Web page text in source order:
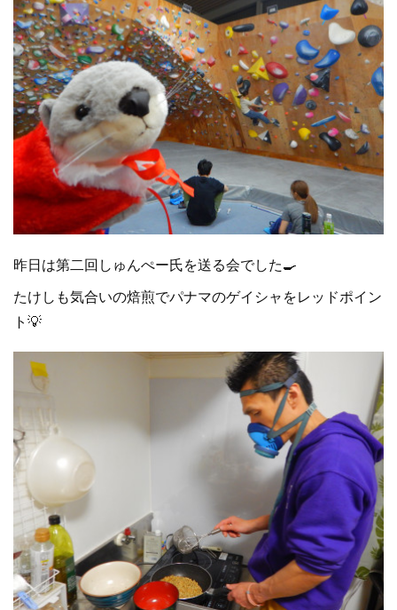
昨日は第二回しゅんぺー氏を送る会でした🍳
たけしも気合いの焙煎でパナマのゲイシャをレッドポイン
ト💡